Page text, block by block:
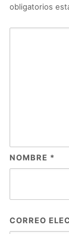
obligatorios
NOMBRE *
CORREO